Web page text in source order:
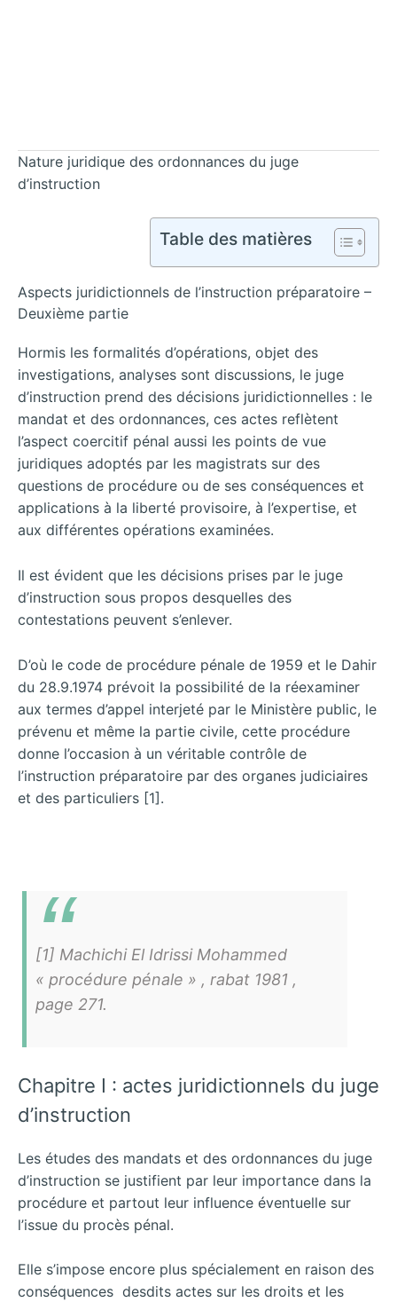
Nature juridique des ordonnances du juge
d’instruction
Table des matières
Aspects juridictionnels de l’instruction préparatoire –
Deuxième partie
Hormis les formalités d’opérations, objet des
investigations, analyses sont discussions, le juge
d’instruction prend des décisions juridictionnelles : le
mandat et des ordonnances, ces actes reflètent
l’aspect coercitif pénal aussi les points de vue
juridiques adoptés par les magistrats sur des
questions de procédure ou de ses conséquences et
applications à la liberté provisoire, à l’expertise, et
aux différentes opérations examinées.
Il est évident que les décisions prises par le juge
d’instruction sous propos desquelles des
contestations peuvent s’enlever.
D’où le code de procédure pénale de 1959 et le Dahir
du 28.9.1974 prévoit la possibilité de la réexaminer
aux termes d’appel interjeté par le Ministère public, le
prévenu et même la partie civile, cette procédure
donne l’occasion à un véritable contrôle de
l’instruction préparatoire par des organes judiciaires
et des particuliers [1].
[1] Machichi El Idrissi Mohammed
« procédure pénale » , rabat 1981 ,
page 271.
Chapitre I : actes juridictionnels du juge
d’instruction
Les études des mandats et des ordonnances du juge
d’instruction se justifient par leur importance dans la
procédure et partout leur influence éventuelle sur
l’issue du procès pénal.
Elle s’impose encore plus spécialement en raison des
conséquences desdits actes sur les droits et les